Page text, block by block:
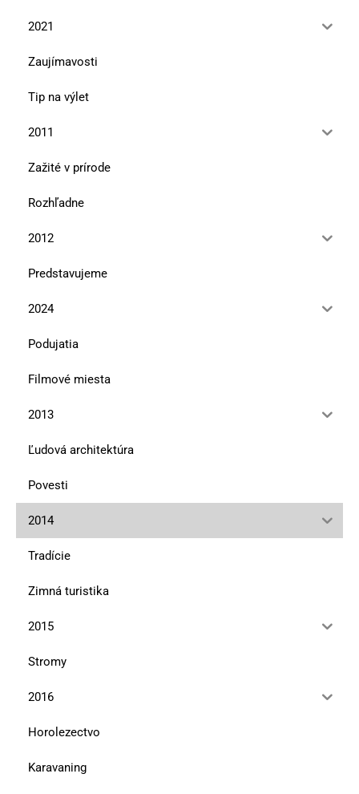
2021
Zaujímavosti
Tip na výlet
2011
Zažité v prírode
Rozhľadne
2012
Predstavujeme
2024
Podujatia
Filmové miesta
2013
Ľudová architektúra
Povesti
2014
Tradície
Zimná turistika
2015
Stromy
2016
Horolezectvo
Karavaning